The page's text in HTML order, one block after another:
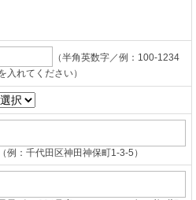
（半角英数字／例：100-1234
入れてください）
例：千代田区神田神保町1-3-5）